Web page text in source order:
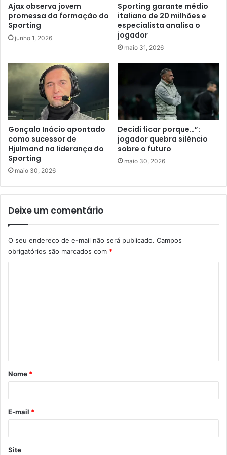
Ajax observa jovem
promessa da formação do
Sporting
junho 1, 2026
Sporting garante médio
italiano de 20 milhões e
especialista analisa o
jogador
maio 31, 2026
Gonçalo Inácio apontado
como sucessor de
Hjulmand na liderança do
Sporting
maio 30, 2026
Decidi ficar porque…”:
jogador quebra silêncio
sobre o futuro
maio 30, 2026
Deixe um comentário
O seu endereço de e-mail não será publicado. Campos
obrigatórios são marcados com *
á
r
*
Nome *
E-mail *
Site